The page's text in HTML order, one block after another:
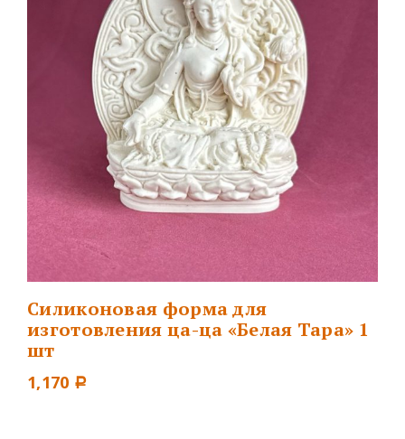
Силиконовая форма для
изготовления ца-ца «Белая Тара» 1
шт
1,170 Р